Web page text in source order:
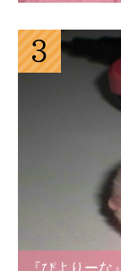
『ぴよりーな